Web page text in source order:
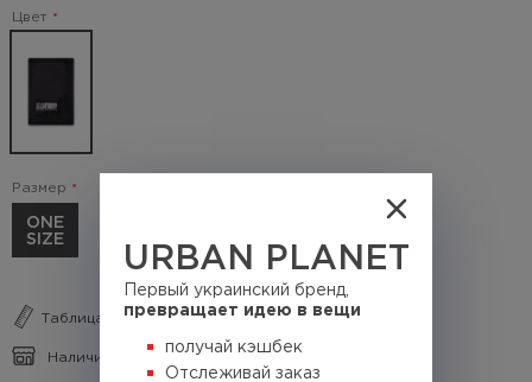
URBAN PLANET
Первый украинский бренд,
превращает идею в вещи
получай кэшбек
Отслеживай заказ
Цвет
Размер
ONE
SIZE
Таблица размеров
Наличие в магазинах